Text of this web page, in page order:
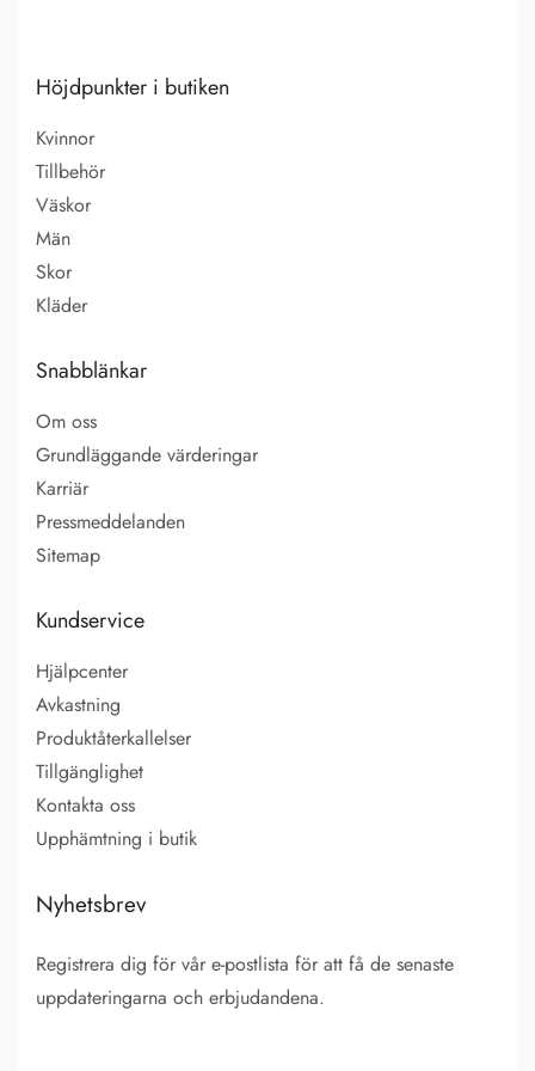
Höjdpunkter i butiken
Kvinnor
Tillbehör
Väskor
Män
Skor
Kläder
Snabblänkar
Om oss
Grundläggande värderingar
Karriär
Pressmeddelanden
Sitemap
Kundservice
Hjälpcenter
Avkastning
Produktåterkallelser
Tillgänglighet
Kontakta oss
Upphämtning i butik
Nyhetsbrev
Registrera dig för vår e-postlista för att få de senaste
uppdateringarna och erbjudandena.